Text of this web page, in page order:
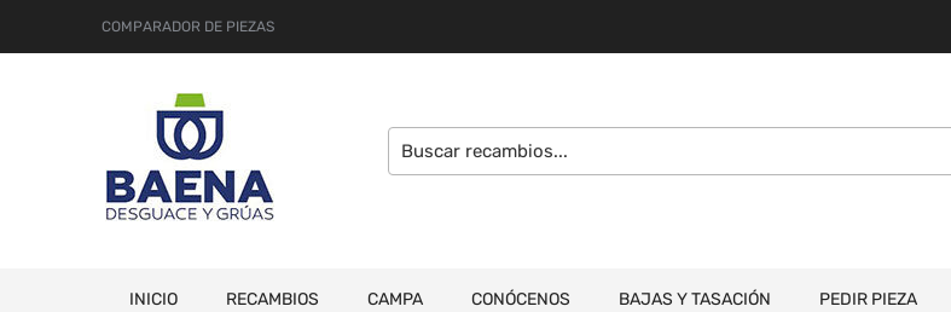
COMPARADOR DE PIEZAS
INICIO RECAMBIOS CAMPA CONÓCENOS BAJAS Y TASACIÓN PEDIR PIEZA